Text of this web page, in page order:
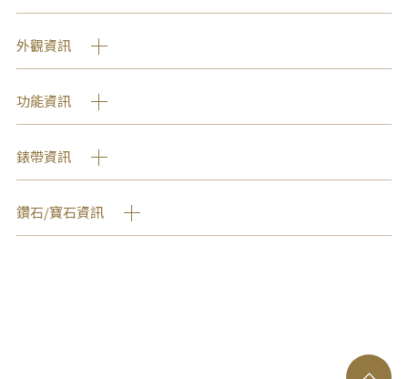
外觀資訊
功能資訊
錶帶資訊
鑽石/寶石資訊